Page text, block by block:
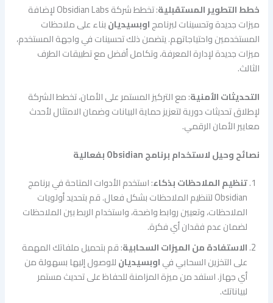
خطط التطوير المستقبلية
: تخطط شركة Obsidian Labs لإضافة
ميزات جديدة وتحسينات لبرنامجاوبسيديانبناء على ملاحظات
المستخدمين واحتياجاتهم. يتضمن ذلك تحسينات في واجهة المستخدم،
ميزات جديدة لإدارة المعرفة، وتكامل أفضل مع تطبيقات الطرف
الثالث.
التحديثات الأمنية: مع التركيز المستمر على الأمان، تخطط الشركة
لإطلاق تحديثات دورية لتعزيز حماية البيانات وضمان الامتثال لأحدث
معايير الأمان الرقمي.
نصائح وحيل لاستخدام برنامج Obsidian بفعالية
تنظيم الملاحظات بذكاء: استخدم الأدوات المتاحة في برنامج
Obsidian لتنظيم الملاحظات بشكل فعال. قم بتحديد أولويات
الملاحظات، وتعيين روابط واضحة، واستخدام الربط بين الملاحظات
لضمان عدم فقدان أي فكرة.
الاستفادة من الميزات السحابية: قم بتحميل ملفاتك المهمة
على التخزين السحابي فياوبسيديانللوصول إليها بسهولة من
أي جهاز. استفد من ميزة المزامنة للحفاظ على تحديث مستمر
لبياناتك.